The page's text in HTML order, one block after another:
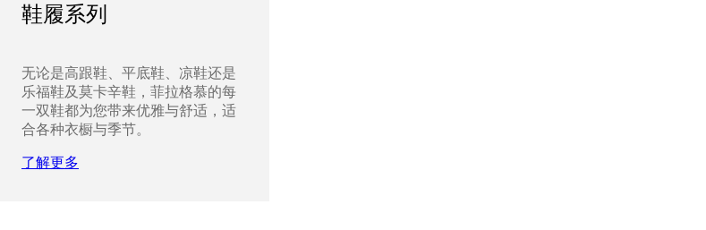
鞋履系列
无论是高跟鞋、平底鞋、凉鞋还是
乐福鞋及莫卡辛鞋，菲拉格慕的每
一双鞋都为您带来优雅与舒适，适
合各种衣橱与季节。
了解更多